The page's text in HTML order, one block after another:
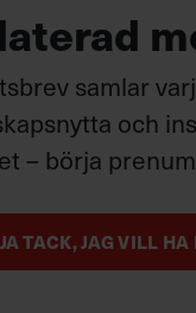
samlar
och
– börja
JA TACK, JAG VILL